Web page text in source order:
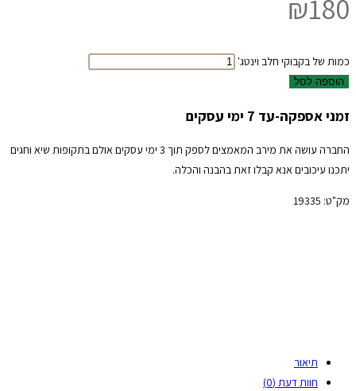
₪180
כמות של בקבוקי חלב וינטג'
הוספה לסל
זמני אספקה-עד 7 ימי עסקים
החברה עושה את מירב המאמצים לספק תוך 3 ימי עסקים אולם בתקופות שיא וחגים
יתכנו עיכובים אנא קבלו זאת בהבנה והכלה.
מק"ט: 19335
תיאור
חוות דעת (0)